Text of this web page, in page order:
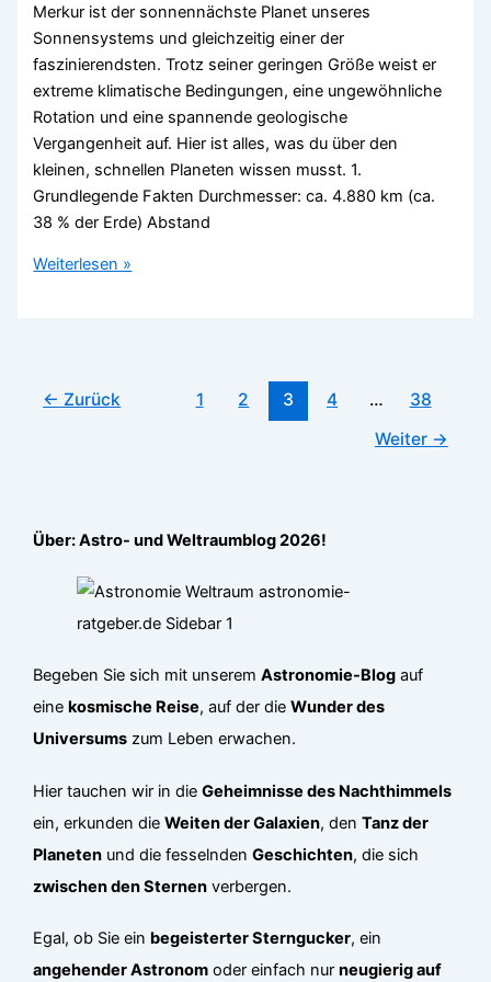
Merkur ist der sonnennächste Planet unseres
Sonnensystems und gleichzeitig einer der
faszinierendsten. Trotz seiner geringen Größe weist er
extreme klimatische Bedingungen, eine ungewöhnliche
Rotation und eine spannende geologische
Vergangenheit auf. Hier ist alles, was du über den
kleinen, schnellen Planeten wissen musst. 1.
Grundlegende Fakten Durchmesser: ca. 4.880 km (ca.
38 % der Erde) Abstand
Planet
Überblick
Weiterlesen »
← Zurück 1 2 3 4 …
38
Weiter →
Über: Astro- und Weltraumblog 2026!
Begeben Sie sich mit unseremAstronomie-Blog auf
eine kosmische Reise, auf der dieWunder des
Universums zum Leben erwachen.
Hier tauchen wir in dieGeheimnisse des Nachthimmels
ein, erkunden dieWeiten der Galaxien, denTanz der
Planeten und die fesselndenGeschichten, die sich
zwischen den Sternen verbergen.
Egal, ob Sie ein begeisterter Sterngucker, ein
angehender Astronom oder einfach nurneugierig auf